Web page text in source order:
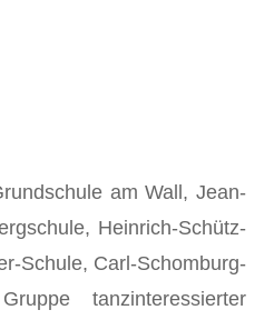
am Wall, Jean-
Heinrich-Schütz-
Schule, Carl-Schomburg-
tanzinteressierter